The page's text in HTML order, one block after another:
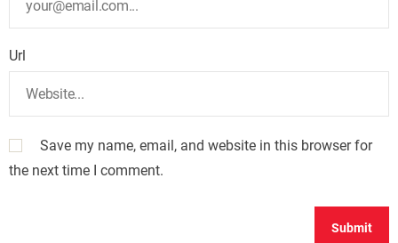
Url
Save my name, email, and website in this browser for
the next time I comment.